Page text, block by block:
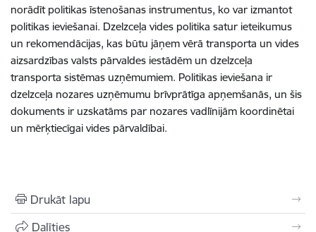
norādīt politikas īstenošanas instrumentus, ko var izmantot
politikas ieviešanai. Dzelzceļa vides politika satur ieteikumus
un rekomendācijas, kas būtu jāņem vērā transporta un vides
aizsardzības valsts pārvaldes iestādēm un dzelzceļa
transporta sistēmas uzņēmumiem. Politikas ieviešana ir
dzelzceļa nozares uzņēmumu brīvprātīga apņemšanās, un šis
dokuments ir uzskatāms par nozares vadlīnijām koordinētai
un mērķtiecīgai vides pārvaldībai.
Drukāt lapu
Dalīties